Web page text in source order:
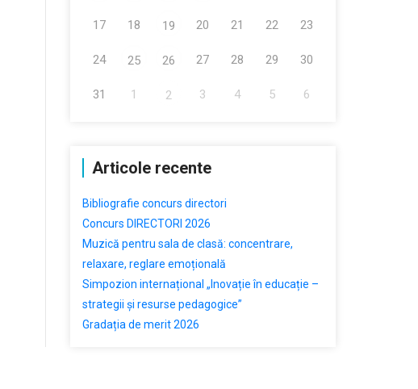
17 18 19 20 21 22 23
24 25 26 27 28 29 30
31 1 2 3 4 5 6
Articole recente
Bibliografie concurs directori
Concurs DIRECTORI 2026
Muzică pentru sala de clasă: concentrare,
relaxare, reglare emoțională
Simpozion internațional „Inovație în educație –
strategii și resurse pedagogice”
Gradația de merit 2026